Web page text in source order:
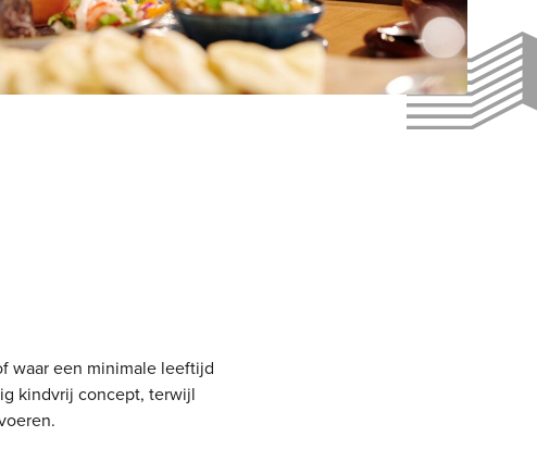
waar een minimale leeftijd
kindvrij concept, terwijl